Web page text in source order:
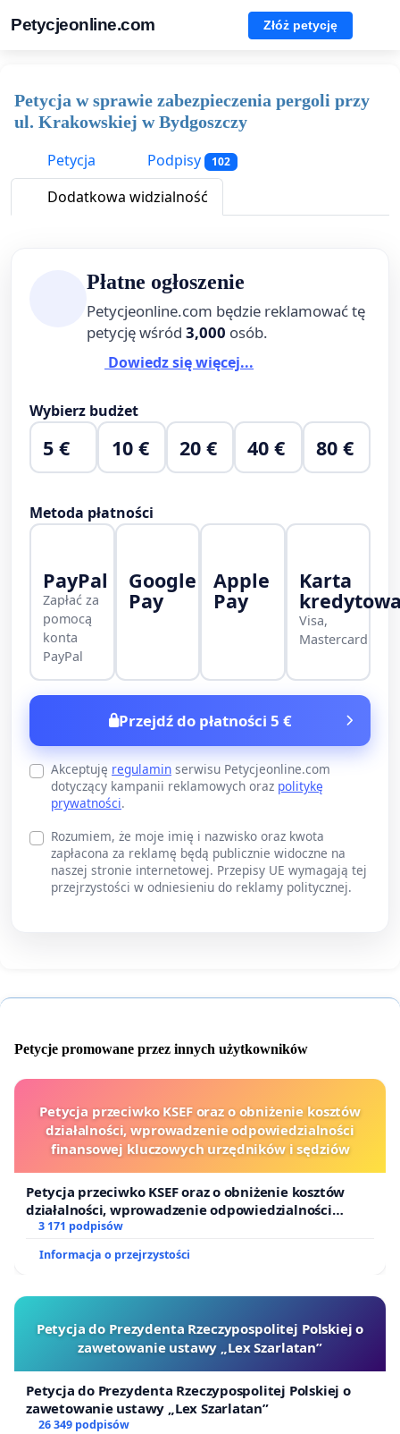
Petycjeonline.com Złóż petycję
Petycja w sprawie zabezpieczenia pergoli przy
ul. Krakowskiej w Bydgoszczy
Petycja
Podpisy 102
Dodatkowa widzialność
Płatne ogłoszenie
Petycjeonline.com będzie reklamować tę
petycję wśród 3,000 osób.
Dowiedz się więcej...
Wybierz budżet
5 € 10 € 20 € 40 € 80 €
Metoda płatności
PayPal
Zapłać za
pomocą
konta
PayPal
Google
Pay
Apple
Pay
Karta
Visa,
Mastercard
Przejdź do płatności 5 €
Akceptuję regulamin serwisu Petycjeonline.com
dotyczący kampanii reklamowych oraz politykę
prywatności.
Rozumiem, że moje imię i nazwisko oraz kwota
zapłacona za reklamę będą publicznie widoczne na
naszej stronie internetowej. Przepisy UE wymagają tej
przejrzystości w odniesieniu do reklamy politycznej.
Petycje promowane przez innych użytkowników
Petycja przeciwko KSEF oraz o obniżenie kosztów
działalności, wprowadzenie odpowiedzialności
finansowej kluczowych urzędników i sędziów
Petycja przeciwko KSEF oraz o obniżenie kosztów
działalności, wprowadzenie odpowiedzialności
finansowej kluczowych urzędników i sędziów
3 171 podpisów
Informacja o przejrzystości
Petycja do Prezydenta Rzeczypospolitej Polskiej o
zawetowanie ustawy „Lex Szarlatan”
Petycja do Prezydenta Rzeczypospolitej Polskiej o
zawetowanie ustawy „Lex Szarlatan”
26 349 podpisów